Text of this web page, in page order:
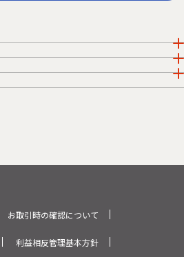
お取引時の確認について
利益相反管理基本方針